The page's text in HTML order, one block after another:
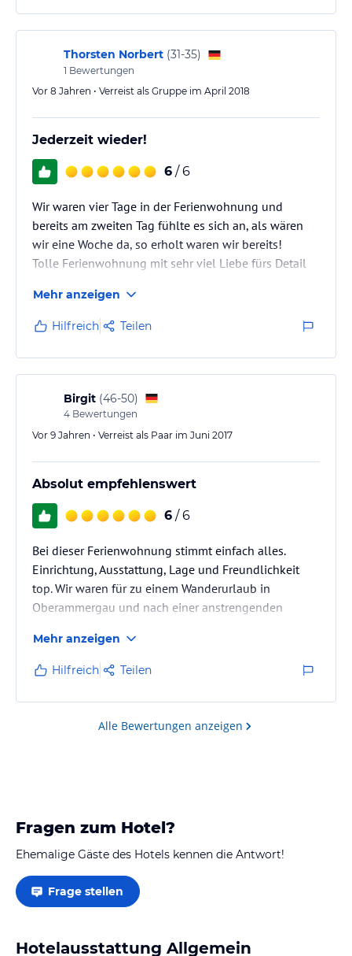
Thorsten Norbert (31-35)
1 Bewertungen
Vor 8 Jahren • Verreist als Gruppe im April 2018
Jederzeit wieder!
6 / 6
Wir waren vier Tage in der Ferienwohnung und
bereits am zweiten Tag fühlte es sich an, als wären
wir eine Woche da, so erholt waren wir bereits!
Tolle Ferienwohnung mit sehr viel Liebe fürs Detail
dass sich die Gäste willkommen fühlen. Und das
taten wir! Wir haben den Kühlschrank-Service
genutzt, so dass wir am ersten Morgen nicht
einkaufen mussten. Das war super und sehr lecker!
Wir kommen auf jeden Fall sehr gerne wieder!
Über die Umgebung muss man ja…
Mehr anzeigen
Hilfreich Teilen
Birgit (46-50)
4 Bewertungen
Vor 9 Jahren • Verreist als Paar im Juni 2017
Absolut empfehlenswert
6 / 6
Bei dieser Ferienwohnung stimmt einfach alles.
Einrichtung, Ausstattung, Lage und Freundlichkeit
top. Wir waren für zu einem Wanderurlaub in
Oberammergau und nach einer anstrengenden
besonders genossen.
Mehr anzeigen
Hilfreich Teilen
Alle Bewertungen anzeigen
Fragen zum Hotel?
Ehemalige Gäste des Hotels kennen die Antwort!
Frage stellen
Hotelausstattung Allgemein